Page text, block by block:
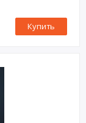
Купить